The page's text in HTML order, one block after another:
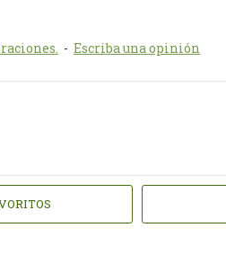
- Escriba una opinión